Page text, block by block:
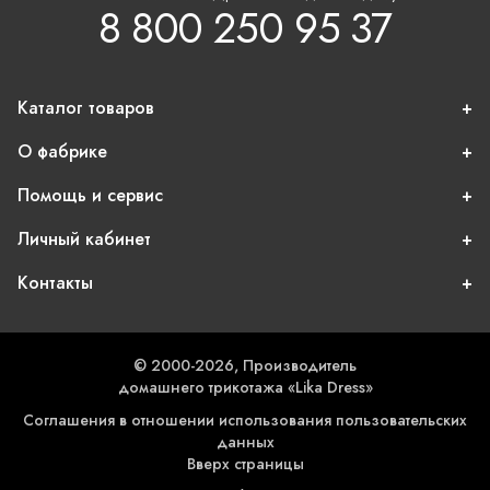
8 800 250 95 37
Каталог товаров
О фабрике
Помощь и сервис
Личный кабинет
Контакты
© 2000-2026, Производитель
домашнего трикотажа «Lika Dress»
Соглашения в отношении использования пользовательских
данных
Вверх страницы